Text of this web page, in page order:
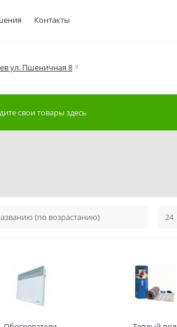
Контакты
ул. Пшеничная 8